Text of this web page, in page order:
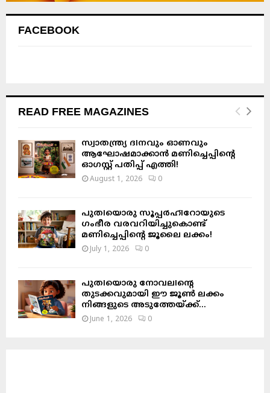
FACEBOOK
READ FREE MAGAZINES
സ്വാതന്ത്ര്യ ദിനവും ഓണവും
ആഘോഷമാക്കാൻ മണിച്ചെപ്പിന്റെ
ഓഗസ്റ്റ് പതിപ്പ് എത്തി!
August 1, 2026 0
പുതിയൊരു സൂപ്പർഹീറോയുടെ
ഗംഭീര വരവറിയിച്ചുകൊണ്ട്
മണിച്ചെപ്പിന്റെ ജൂലൈ ലക്കം!
July 1, 2026 0
പുതിയൊരു നോവലിന്റെ
തുടക്കവുമായി ഈ ജൂൺ ലക്കം
നിങ്ങളുടെ അടുത്തേയ്ക്ക്…
June 1, 2026 0